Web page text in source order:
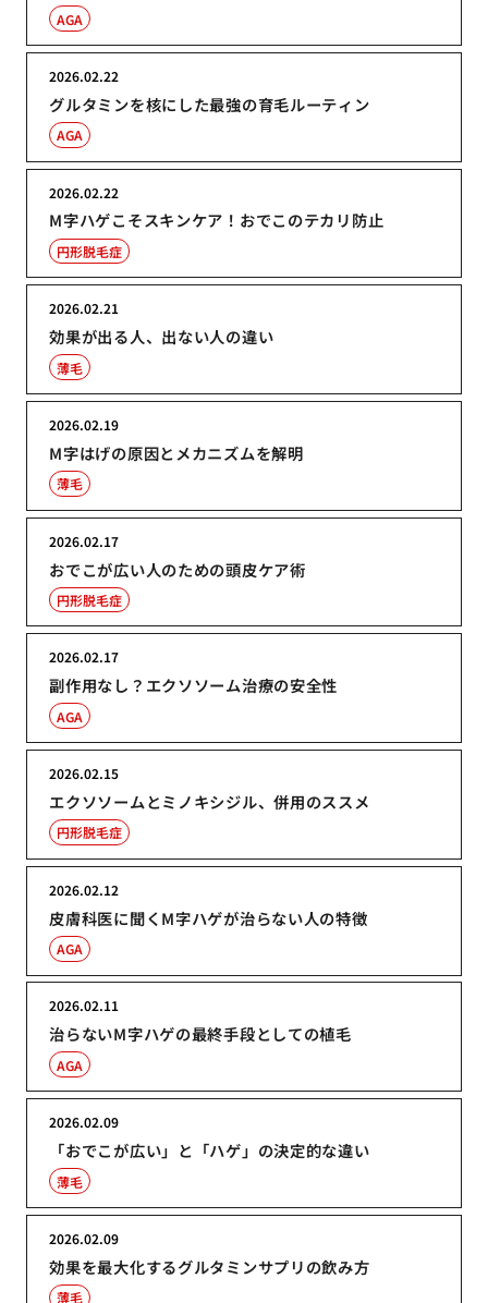
AGA
グルタミンを核にした最強の育毛ルーティン
2026.02.22
AGA
M字ハゲこそスキンケア！おでこのテカリ防止
2026.02.22
円形脱毛症
効果が出る人、出ない人の違い
2026.02.21
薄毛
M字はげの原因とメカニズムを解明
2026.02.19
薄毛
おでこが広い人のための頭皮ケア術
2026.02.17
円形脱毛症
副作用なし？エクソソーム治療の安全性
2026.02.17
AGA
エクソソームとミノキシジル、併用のススメ
2026.02.15
円形脱毛症
皮膚科医に聞くM字ハゲが治らない人の特徴
2026.02.12
AGA
治らないM字ハゲの最終手段としての植毛
2026.02.11
AGA
「おでこが広い」と「ハゲ」の決定的な違い
2026.02.09
薄毛
効果を最大化するグルタミンサプリの飲み方
2026.02.09
薄毛